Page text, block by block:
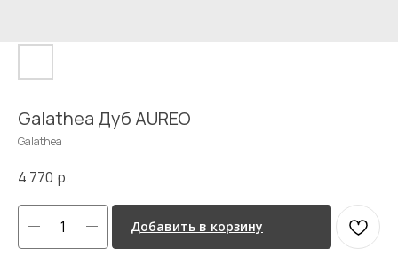
Galathea Дуб AUREO
Galathea
4 770 р.
Добавить в корзину